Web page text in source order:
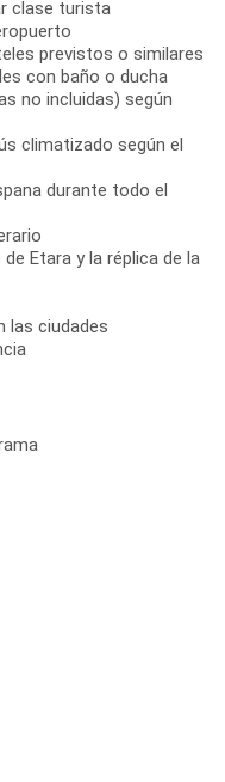
clase turista
previstos o similares
con baño o ducha
no incluidas) según
climatizado según el
durante todo el
Etara y la réplica de la
las ciudades